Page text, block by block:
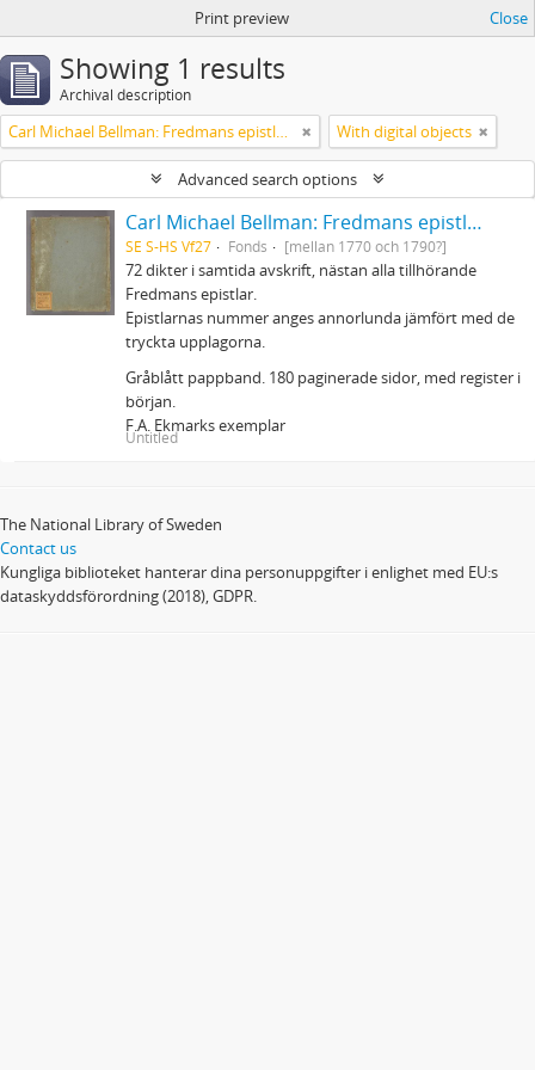
Print preview Close
Showing 1 results
Archival description
Carl Michael Bellman: Fredmans epistlar m.m. With digital objects
Advanced search options
Carl Michael Bellman: Fredmans epistlar m.m.
SE S-HS Vf27 Fonds [mellan 1770 och 1790?]
72 dikter i samtida avskrift, nästan alla tillhörande
Fredmans epistlar.
Epistlarnas nummer anges annorlunda jämfört med de
tryckta upplagorna.
Gråblått pappband. 180 paginerade sidor, med register i
början.
F.A. Ekmarks exemplar
Untitled
The National Library of Sweden
Contact us
Kungliga biblioteket hanterar dina personuppgifter i enlighet med EU:s
dataskyddsförordning (2018), GDPR.